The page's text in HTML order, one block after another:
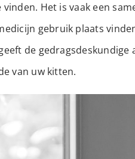
Het is vaak een
gebruik plaats
de gedragsdeskundige
van uw kitten.